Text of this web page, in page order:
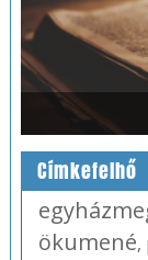
Címkefelhő
ökumené,